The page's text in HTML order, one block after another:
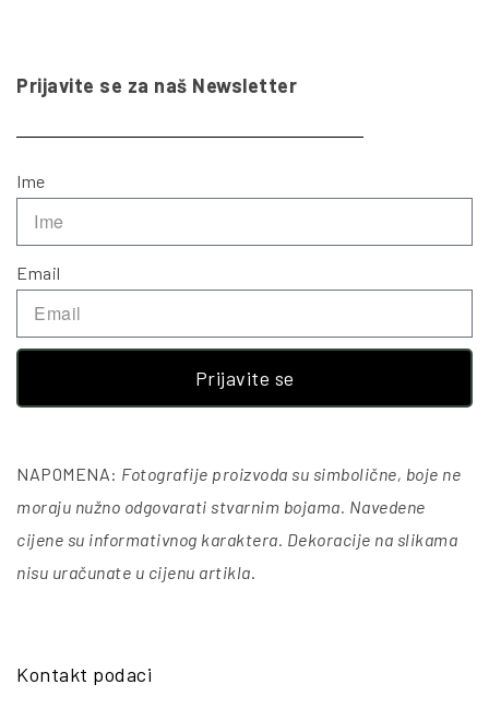
Prijavite se za naš Newsletter
Ime
Email
Prijavite se
NAPOMENA: Fotografije proizvoda su simbolične, boje ne
moraju nužno odgovarati stvarnim bojama. Navedene
cijene su informativnog karaktera. Dekoracije na slikama
nisu uračunate u cijenu artikla.
Kontakt podaci